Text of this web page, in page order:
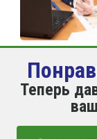
Теперь